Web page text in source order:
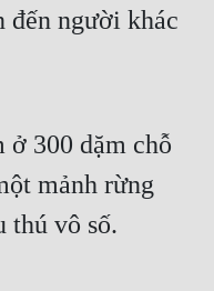
đến người khác
ở 300 dặm chỗ
mảnh rừng
thú vô số.